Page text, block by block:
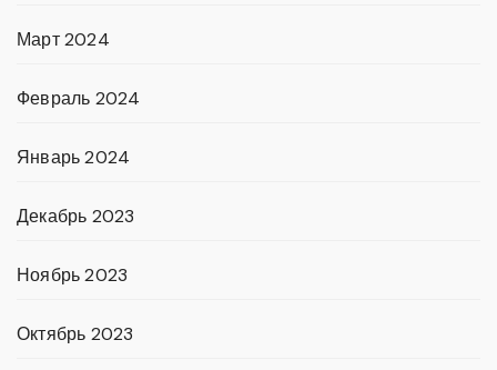
Март 2024
Февраль 2024
Январь 2024
Декабрь 2023
Ноябрь 2023
Октябрь 2023